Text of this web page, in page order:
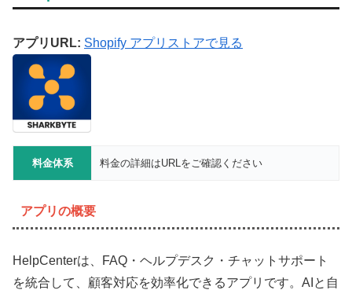
アプリURL: Shopify アプリストアで見る
料金体系 料金の詳細はURLをご確認ください
アプリの概要
HelpCenterは、FAQ・ヘルプデスク・チャットサポート
を統合して、顧客対応を効率化できるアプリです。AIと自